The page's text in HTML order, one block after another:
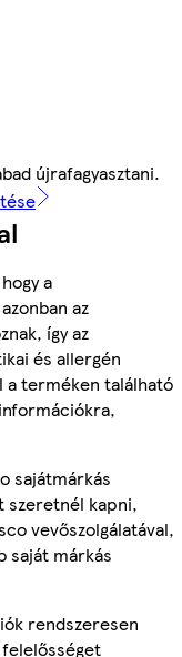
újrafagyasztani.
a
az
így az
és allergén
a terméken található
sajátmárkás
szeretnél kapni,
vevőszolgálatával,
saját márkás
rendszeresen